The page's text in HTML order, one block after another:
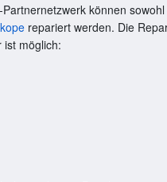
können
repariert werden. Die
ist möglich: